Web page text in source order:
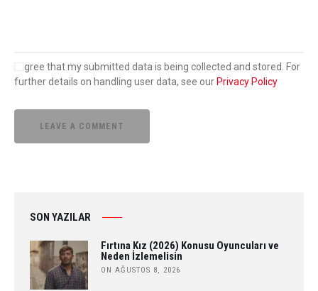
I agree that my submitted data is being collected and stored. For
further details on handling user data, see our Privacy Policy
SON YAZILAR
Fırtına Kız (2026) Konusu Oyuncuları ve
Neden İzlemelisin
ON AĞUSTOS 8, 2026